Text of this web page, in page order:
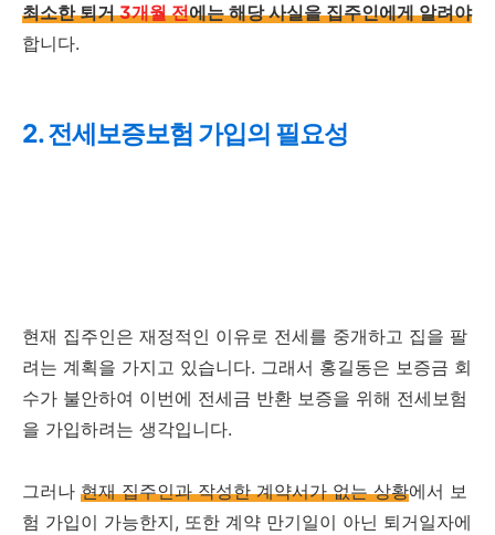
최소한 퇴거3개월 전에는 해당 사실을 집주인에게 알려야
합니다.
2. 전세보증보험 가입의 필요성
현재 집주인은 재정적인 이유로 전세를 중개하고 집을 팔
려는 계획을 가지고 있습니다. 그래서 홍길동은 보증금 회
수가 불안하여 이번에 전세금 반환 보증을 위해 전세보험
을 가입하려는 생각입니다.
그러나 현재 집주인과 작성한 계약서가 없는 상황에서 보
험 가입이 가능한지, 또한 계약 만기일이 아닌 퇴거일자에